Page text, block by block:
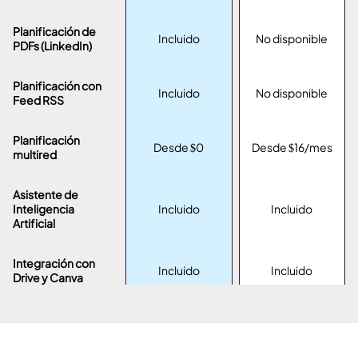
Planificación de
PDFs (LinkedIn)
Incluido No disponible
Planificación con
Feed RSS
Incluido No disponible
Planificación
multired
Desde $0 Desde $16/mes
Asistente de
Inteligencia
Artificial
Incluido Incluido
Integración con
Drive y Canva
Incluido Incluido